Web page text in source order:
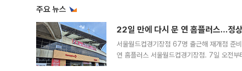
주요 뉴스
22일 만에 다시 문 연 홈플러스…정
서울월드컵경기장점 67명 출근해 재개점 준
연 홈플러스 서울월드컵경기장점. 7일 오전